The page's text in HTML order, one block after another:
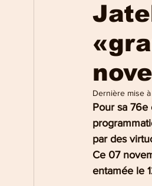
Ballons
Thaon-les-Vosges
Dernière mise
Pour sa 76e
par des
Ce 07
entamée le